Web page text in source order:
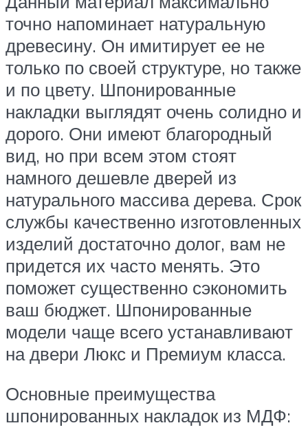
точно напоминает натуральную
древесину. Он имитирует ее не
только по своей структуре, но также
и по цвету. Шпонированные
накладки выглядят очень солидно и
дорого. Они имеют благородный
вид, но при всем этом стоят
намного дешевле дверей из
натурального массива дерева. Срок
службы качественно изготовленных
изделий достаточно долог, вам не
придется их часто менять. Это
поможет существенно сэкономить
ваш бюджет. Шпонированные
модели чаще всего устанавливают
на двери Люкс и Премиум класса.
Основные преимущества
шпонированных накладок из МДФ: